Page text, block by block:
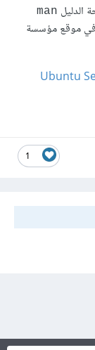
الدليل man
في موقع مؤسسة
Ubuntu
1